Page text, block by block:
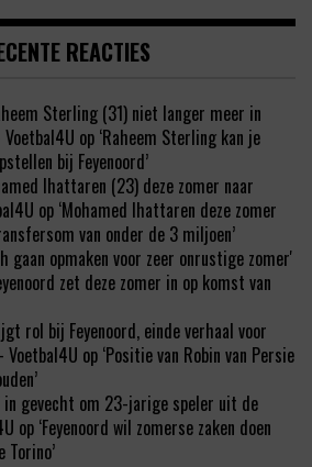
REACTIES
Sterling (31) niet langer meer in
op ‘Raheem Sterling kan je
bij Feyenoord’
Ihattaren (23) deze zomer naar
op ‘Mohamed Ihattaren deze zomer
van onder de 3 miljoen’
gaan opmaken voor zeer onrustige zomer'
zet deze zomer in op komst van
rol bij Feyenoord, einde verhaal voor
Voetbal4U op ‘Positie van Robin van Persie
in gevecht om 23-jarige speler uit de
op ‘Feyenoord wil zomerse zaken doen